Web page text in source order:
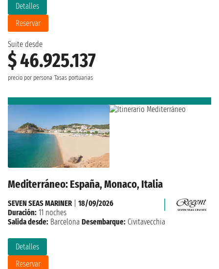
Suite desde
$ 46.925.137
precio por persona Tasas portuarias
Detalles
Reservar
Mediterráneo: España, Monaco, Italia
Detalles
Reservar
SEVEN SEAS MARINER| 18/09/2026
Duración: 11 noches
Salida desde: Barcelona Desembarque: Civitavecchia